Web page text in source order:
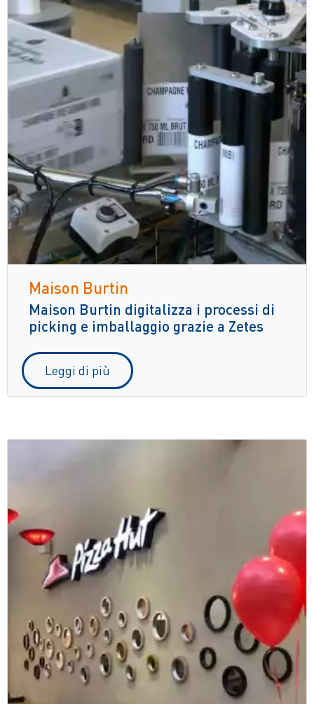
Maison Burtin
Maison Burtin digitalizza i processi di
picking e imballaggio grazie a Zetes
Leggi di più